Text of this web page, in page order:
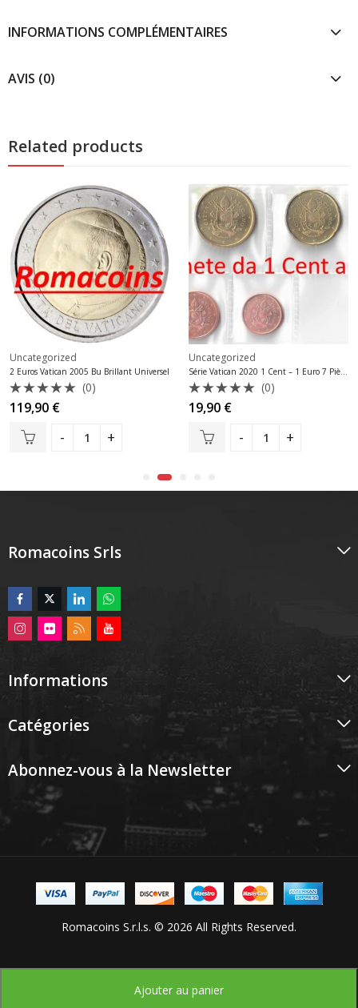
Ajouter au panier
INFORMATIONS COMPLÉMENTAIRES
AVIS (0)
Related products
Uncategorized
2 Euros Vatican 2005 Bu Brillant Universel
Note
0
sur
(0)
119,90 €
Uncategorized
Série Vatican 2020 1 Cent – 1 Euro 7 Pièces Unc.
Note
0
sur
(0)
19,90 €
Romacoins Srls
Informations
Catégories
Abonnez-vous à la Newsletter
Romacoins S.r.l.s. © 2026 All Rights Reserved.